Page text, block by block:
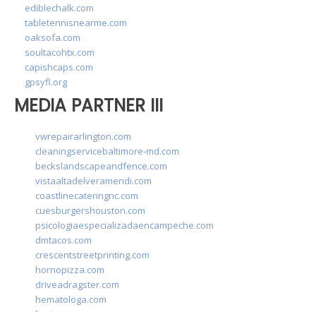
ediblechalk.com
tabletennisnearme.com
oaksofa.com
soultacohtx.com
capishcaps.com
gpsyfl.org
MEDIA PARTNER III
vwrepairarlington.com
cleaningservicebaltimore-md.com
beckslandscapeandfence.com
vistaaltadelveramendi.com
coastlinecateringnc.com
cuesburgershouston.com
psicologiaespecializadaencampeche.com
dmtacos.com
crescentstreetprinting.com
hornopizza.com
driveadragster.com
hematologa.com